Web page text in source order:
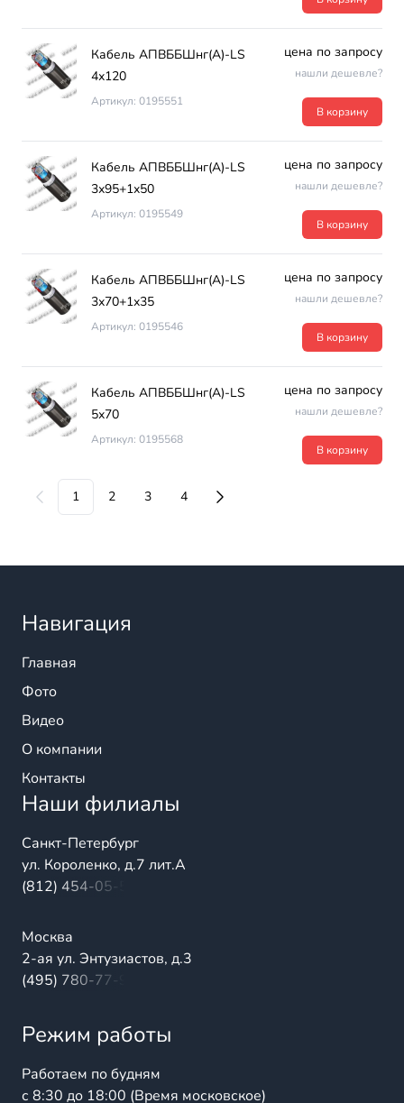
Кабель АПВББШнг(А)-LS
4х120
Артикул: 0195551
цена по запросу
нашли дешевле?
В корзину
Кабель АПВББШнг(А)-LS
3х95+1х50
Артикул: 0195549
цена по запросу
нашли дешевле?
В корзину
Кабель АПВББШнг(А)-LS
3х70+1х35
Артикул: 0195546
цена по запросу
нашли дешевле?
В корзину
Кабель АПВББШнг(А)-LS
5х70
Артикул: 0195568
цена по запросу
нашли дешевле?
В корзину
1 2 3 4
Навигация
Главная
Фото
Видео
О компании
Контакты
Наши филиалы
Санкт-Петербург
ул. Короленко, д.7 лит.А
(812) 454-05-54
Москва
2-ая ул. Энтузиастов, д.3
(495) 780-77-98
Режим работы
Работаем по будням
с 8:30 до 18:00 (Время московское)